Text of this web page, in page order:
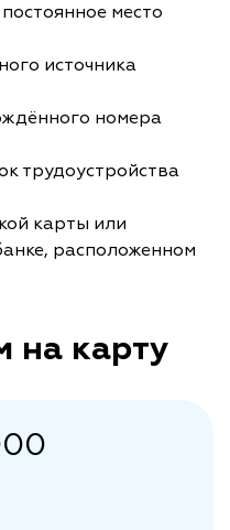
место
источника
номера
трудоустройства
карты или
расположенном
на карту